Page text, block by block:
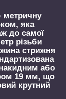
метричну
яка
до самої
різьби
стрижня
або
19 мм, що
крутний